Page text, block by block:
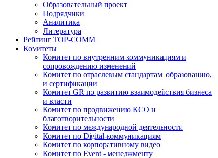
Образовательный проект
Подрядчики
Аналитика
Литература
Рейтинг TOP-COMM
Комитеты
Комитет по внутренним коммуникациям и
сопровождению изменений
Комитет по отраслевым стандартам, образованию,
и сертификации
Комитет GR по развитию взаимодействия бизнеса
и власти
Комитет по продвижению КСО и
благотворительности
Комитет по международной деятельности
Комитет по Digital-коммуникациям
Комитет по корпоративному видео
Комитет по Event - менеджменту